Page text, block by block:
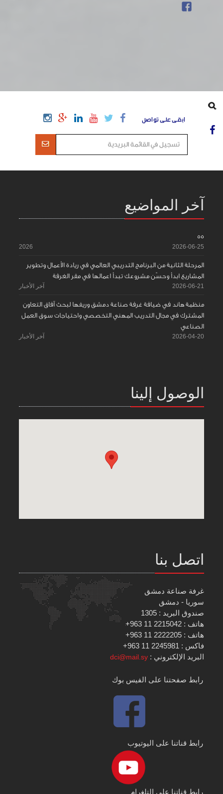
ابقى على تواصل
آخر المواضيع
55
2026-06-25
2026
المرحلة الثانية من البرنامج التدريبي العالمي في ريادة الأعمال وتطوير
المشاريع ابدأ وحسّن مشروعك تبدأ اعمالها في مقر الغرفة
2026-06-21 آخر الأخبار
منظمة هاند في ضيافة غرفة صناعة دمشق وريفها لبحث آفاق التعاون
المشترك في مجال التدريب المهني التخصصي واحتياجات سوق العمل
الصناعي
2026-04-20 آخر الأخبار
الوصول إلينا
اتصل بنا
غرفة صناعة دمشق
سوريا - دمشق
صندوق البريد : 1305
هاتف : 2215042 11 963+
هاتف : 2222205 11 963+
فاكس : 2245981 11 963+
البريد الإلكتروني :dci@mail.sy
رابط صفحتنا على الفيس بوك
رابط قناتنا على اليوتيوب
رابط قناتنا على التلغرام